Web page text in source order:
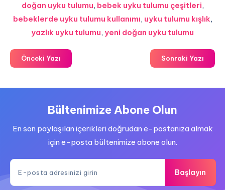
doğan uyku tulumu, bebek uyku tulumu çeşitleri,
bebeklerde uyku tulumu kullanımı, uyku tulumu kışlık,
yazlık uyku tulumu, yeni doğan uyku tulumu
Önceki Yazı Sonraki Yazı
Bültenimize Abone Olun
En son paylaşılan içerikleri doğrudan e-postanıza almak
için e-posta bültenimize abone olun.
Başlayın